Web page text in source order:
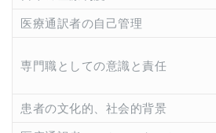
医療通訳者の自己管理
専門職としての意識と責任
患者の文化的、社会的背景